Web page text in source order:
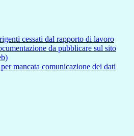
cessati dal rapporto di lavoro
da pubblicare sul sito
mancata comunicazione dei dati